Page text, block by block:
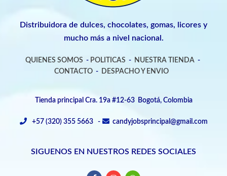
Distribuidora de dulces, chocolates, gomas, licores y
mucho más a nivel nacional.
QUIENES SOMOS - POLITICAS - NUESTRA TIENDA -
CONTACTO- DESPACHO Y ENVIO
Tienda principal Cra. 19a #12-63 Bogotá, Colombia
+57 (320) 355 5663 - candyjobsprincipal@gmail.com
SIGUENOS EN NUESTROS REDES SOCIALES